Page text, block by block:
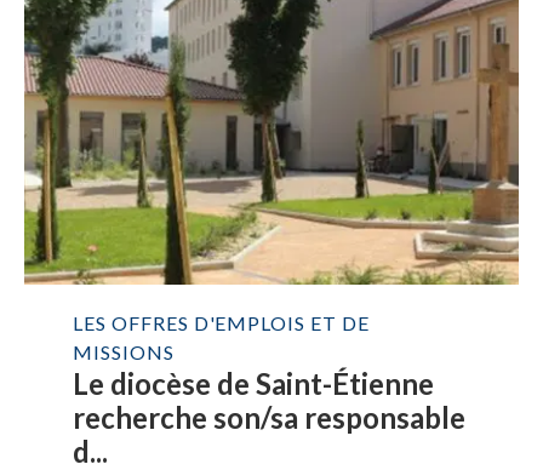
LES OFFRES D'EMPLOIS ET DE
MISSIONS
Le diocèse de Saint-Étienne
recherche son/sa responsable
d...